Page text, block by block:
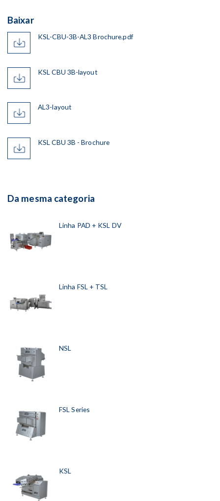
Baixar
KSL-CBU-3B-AL3 Brochure.pdf
KSL CBU 3B-layout
AL3-layout
KSL CBU 3B - Brochure
Da mesma categoria
Linha PAD + KSL DV
Linha FSL + TSL
NSL
FSL Series
KSL